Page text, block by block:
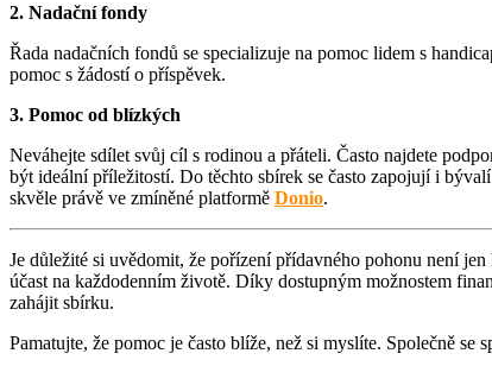
2. Nadační fondy
Řada nadačních fondů se specializuje na pomoc lidem s
pomoc s žádostí o příspěvek.
3. Pomoc od blízkých
Neváhejte sdílet svůj cíl s rodinou a přáteli. Často najdete
být ideální příležitostí. Do těchto sbírek se často zapojují i
skvěle právě ve zmíněné platformě Donio.
Je důležité si uvědomit, že pořízení přídavného pohonu není
účast na každodenním životě. Díky dostupným možnostem
zahájit sbírku.
Pamatujte, že pomoc je často blíže, než si myslíte. Společně